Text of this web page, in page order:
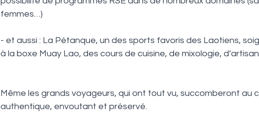
femmes…)
- et aussi : La Pétanque, un des sports favoris des Laotiens,
à la boxe Muay Lao, des cours de cuisine, de mixologie,
Même les grands voyageurs, qui ont tout vu, succomberont au
authentique, envoutant et préservé.